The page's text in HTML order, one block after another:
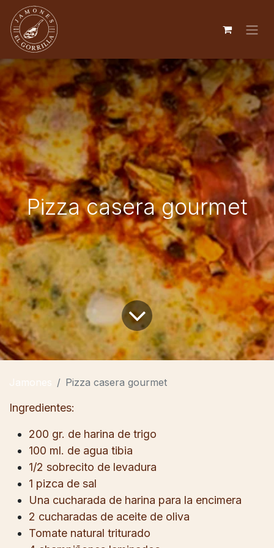
Pizza casera gourmet
Jamones Pizza casera gourmet
Ingredientes:
200 gr. de harina de trigo
100 ml. de agua tibia
1/2 sobrecito de levadura
1 pizca de sal
Una cucharada de harina para la encimera
2 cucharadas de aceite de oliva
Tomate natural triturado